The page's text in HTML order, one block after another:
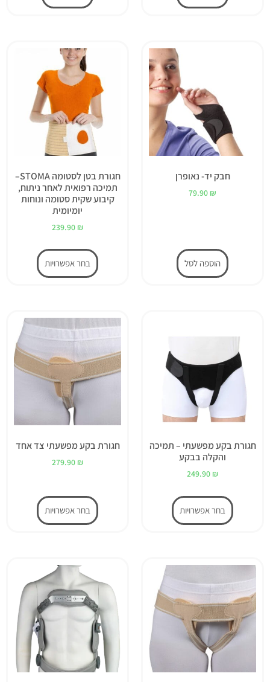
חבק יד- נאופרן
79.90 ₪
הוספה לסל
חגורת בטן לסטומה STOMA–
תמיכה רפואית לאחר ניתוח,
קיבוע שקית סטומה ונוחות
יומיומית
239.90 ₪
בחר אפשרויות
חגורת בקע מפשעתי – תמיכה
והקלה בבקע
249.90 ₪
בחר אפשרויות
חגורת בקע מפשעתי צד אחד
279.90 ₪
בחר אפשרויות